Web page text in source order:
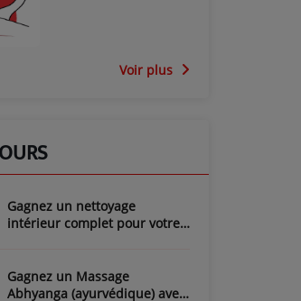
Voir plus
Gagnez un nettoyage
intérieur complet pour votre
Gagnez un Massage
Abhyanga (ayurvédique) avec